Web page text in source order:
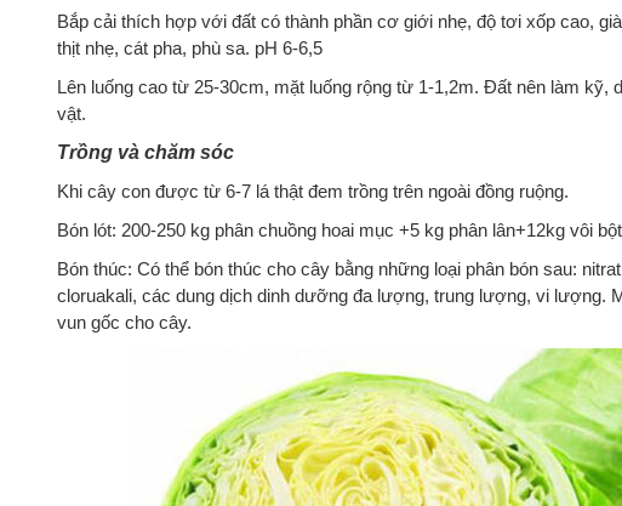
Bắp cải thích hợp với đất có thành phần cơ giới nhẹ, độ tơi xốp cao,
thịt nhẹ, cát pha, phù sa. pH 6-6,5
Lên luống cao từ 25-30cm, mặt luống rộng từ 1-1,2m. Đất nên làm kỹ,
vật.
Trồng và chăm sóc
Khi cây con được từ 6-7 lá thật đem trồng trên ngoài đồng ruộng.
Bón lót: 200-250 kg phân chuồng hoai mục +5 kg phân lân+12kg vôi
Bón thúc: Có thể bón thúc cho cây bằng những loại phân bón sau:
cloruakali, các dung dịch dinh dưỡng đa lượng, trung lượng, vi lượng.
vun gốc cho cây.